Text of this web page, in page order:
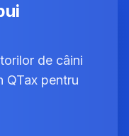
de câini
QTax pentru